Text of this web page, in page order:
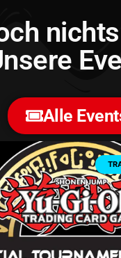
Alle